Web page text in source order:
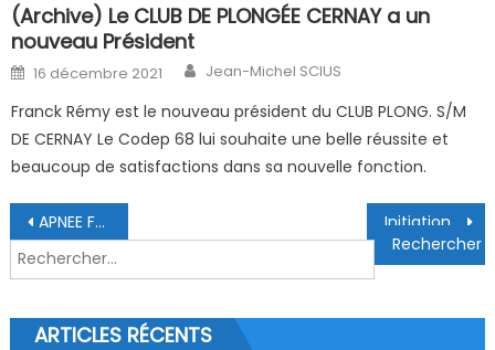
(Archive) Le CLUB DE PLONGÉE CERNAY a un
nouveau Président
Posted on
16 décembre 2021 Author
Jean-Michel SCIUS
Franck Rémy est le nouveau président du CLUB PLONG. S/M
DE CERNAY Le Codep 68 lui souhaite une belle réussite et
beaucoup de satisfactions dans sa nouvelle fonction.
Navigation de l’article
APNEE FORMATION DE JUGES PISCINE
Rechercher :
ARTICLES RÉCENTS